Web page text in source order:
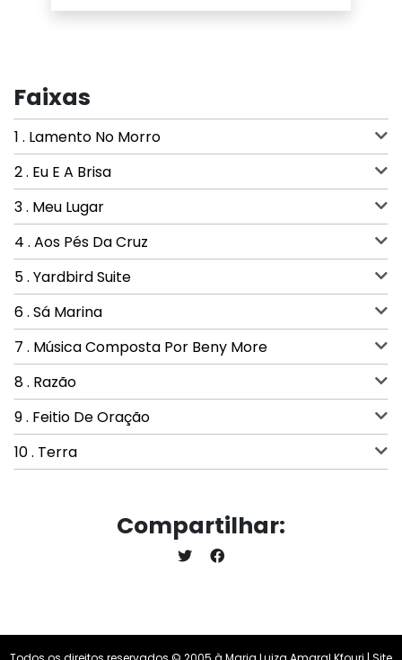
Faixas
1 . Lamento No Morro
2 . Eu E A Brisa
3 . Meu Lugar
4 . Aos Pés Da Cruz
5 . Yardbird Suite
6 . Sá Marina
7 . Música Composta Por Beny More
8 . Razão
9 . Feitio De Oração
10 . Terra
Compartilhar: